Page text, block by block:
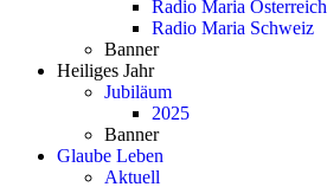
Radio Maria Österreich
Radio Maria Schweiz
Banner
Heiliges Jahr
Jubiläum
2025
Banner
Glaube Leben
Aktuell